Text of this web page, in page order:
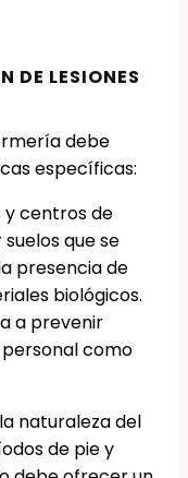
DE LESIONES
debe
específicas:
y centros de
que se
presencia de
biológicos.
a prevenir
como
naturaleza del
de pie y